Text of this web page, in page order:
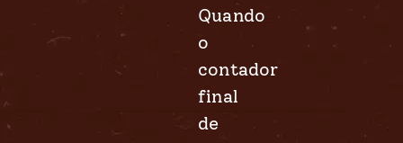
Quando
o
contador
final
de